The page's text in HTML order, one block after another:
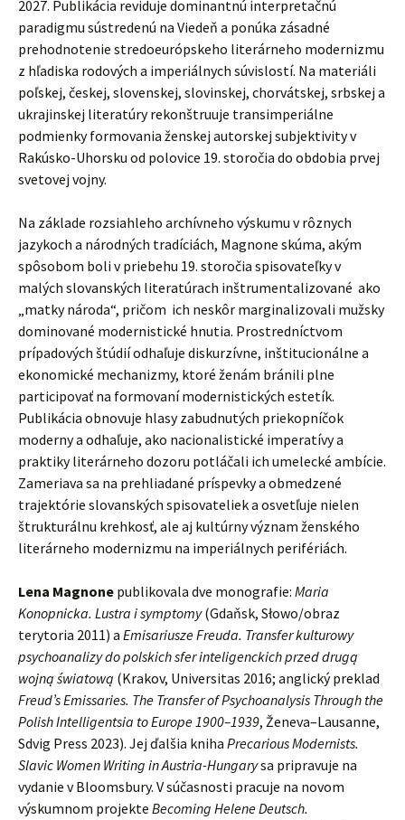
2027. Publikácia reviduje dominantnú interpretačnú
paradigmu sústredenú na Viedeň a ponúka zásadné
prehodnotenie stredoeurópskeho literárneho modernizmu
z hľadiska rodových a imperiálnych súvislostí. Na materiáli
poľskej, českej, slovenskej, slovinskej, chorvátskej, srbskej a
ukrajinskej literatúry rekonštruuje transimperiálne
podmienky formovania ženskej autorskej subjektivity v
Rakúsko-Uhorsku od polovice 19. storočia do obdobia prvej
svetovej vojny.
Na základe rozsiahleho archívneho výskumu v rôznych
jazykoch a národných tradíciách, Magnone skúma, akým
spôsobom boli v priebehu 19. storočia spisovateľky v
malých slovanských literatúrach inštrumentalizované ako
„matky národa“, pričom ich neskôr marginalizovali mužsky
dominované modernistické hnutia. Prostredníctvom
prípadových štúdií odhaľuje diskurzívne, inštitucionálne a
ekonomické mechanizmy, ktoré ženám bránili plne
participovať na formovaní modernistických estetík.
Publikácia obnovuje hlasy zabudnutých priekopníčok
moderny a odhaľuje, ako nacionalistické imperatívy a
praktiky literárneho dozoru potláčali ich umelecké ambície.
Zameriava sa na prehliadané príspevky a obmedzené
trajektórie slovanských spisovateliek a osvetľuje nielen
štrukturálnu krehkosť, ale aj kultúrny význam ženského
literárneho modernizmu na imperiálnych perifériách.
Lena Magnone publikovala dve monografie: Maria
Konopnicka. Lustra i symptomy(Gdaňsk, Słowo/obraz
terytoria 2011) a Emisariusze Freuda. Transfer kulturowy
psychoanalizy do polskich sfer inteligenckich przed drugą
wojną światową (Krakov, Universitas 2016; anglický preklad
Freud’s Emissaries. The Transfer of Psychoanalysis Through the
Polish Intelligentsia to Europe 1900–1939, Ženeva–Lausanne,
Sdvig Press 2023). Jej ďalšia kniha Precarious Modernists.
Slavic Women Writing in Austria-Hungarysa pripravuje na
vydanie v Bloomsbury. V súčasnosti pracuje na novom
výskumnom projekte Becoming Helene Deutsch.